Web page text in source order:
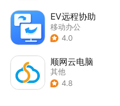
EV远程协助
移动办公
4.0
顺网云电脑
其他
4.8